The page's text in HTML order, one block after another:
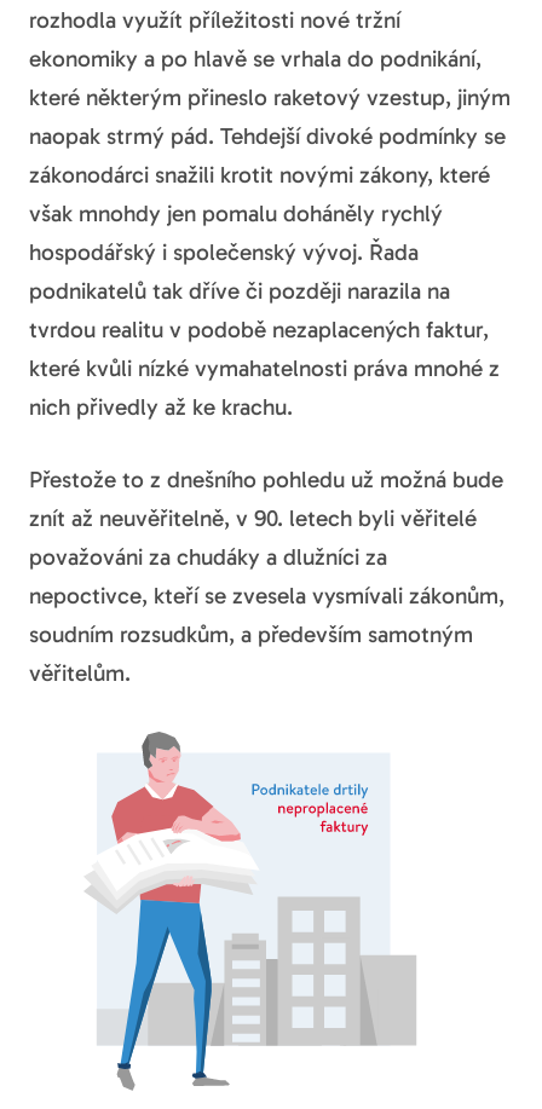
rozhodla využít příležitosti nové tržní
ekonomiky a po hlavě se vrhala do podnikání,
které některým přineslo raketový vzestup, jiným
naopak strmý pád. Tehdejší divoké podmínky se
zákonodárci snažili krotit novými zákony, které
však mnohdy jen pomalu doháněly rychlý
hospodářský i společenský vývoj. Řada
podnikatelů tak dříve či později narazila na
tvrdou realitu v podobě nezaplacených faktur,
které kvůli nízké vymahatelnosti práva mnohé z
nich přivedly až ke krachu.
Přestože to z dnešního pohledu už možná bude
znít až neuvěřitelně, v 90. letech byli věřitelé
považováni za chudáky a dlužníci za
nepoctivce, kteří se zvesela vysmívali zákonům,
soudním rozsudkům, a především samotným
věřitelům.